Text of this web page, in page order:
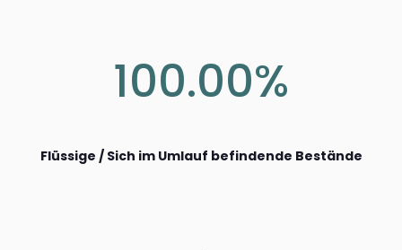
100.00%
Flüssige / Sich im Umlauf befindende Bestände